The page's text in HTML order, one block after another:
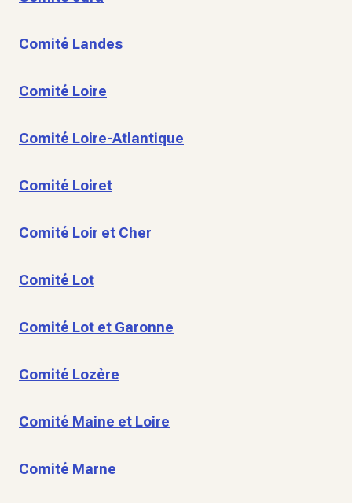
Comité Landes
Comité Loire
Comité Loire-Atlantique
Comité Loiret
Comité Loir et Cher
Comité Lot
Comité Lot et Garonne
Comité Lozère
Comité Maine et Loire
Comité Marne